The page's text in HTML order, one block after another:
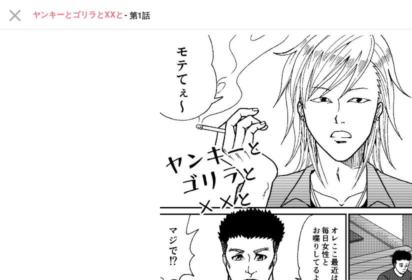
close ヤンキーとゴリラとXXと- 第1話